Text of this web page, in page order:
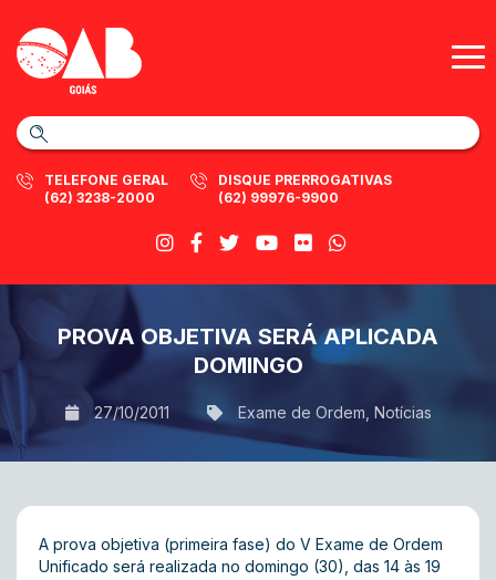
TELEFONE GERAL
(62) 3238-2000
DISQUE PRERROGATIVAS
(62) 99976-9900
PROVA OBJETIVA SERÁ APLICADA
DOMINGO
27/10/2011 Exame de Ordem Notícias
A prova objetiva (primeira fase) do V Exame de Ordem
Unificado será realizada no domingo (30), das 14 às 19